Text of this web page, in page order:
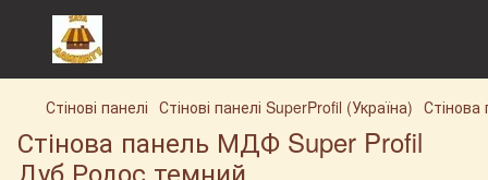
Стінові панелі Стінові панелі SuperProfil (Україна)
Стінова панель МДФ Super Profil
Дуб Родос темний